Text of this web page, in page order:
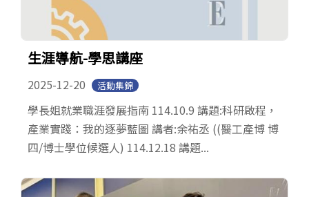
Open submenu (法規/表單)
法規/表單
Open
English
生涯導航-學思講座
2025-12-20 活動集錦
學長姐就業職涯發展指南 114.10.9 講題:科研啟程，
產業實踐：我的逐夢藍圖 講者:余祐丞 ((醫工產博 博
四/博士學位候選人) 114.12.18 講題...